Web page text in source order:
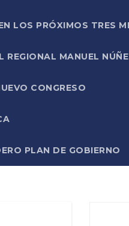
LOS PRÓXIMOS TRES
MANUEL
CONGRESO
PLAN DE GOBIERNO